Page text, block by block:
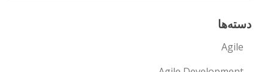
دسته‌ها
Agile